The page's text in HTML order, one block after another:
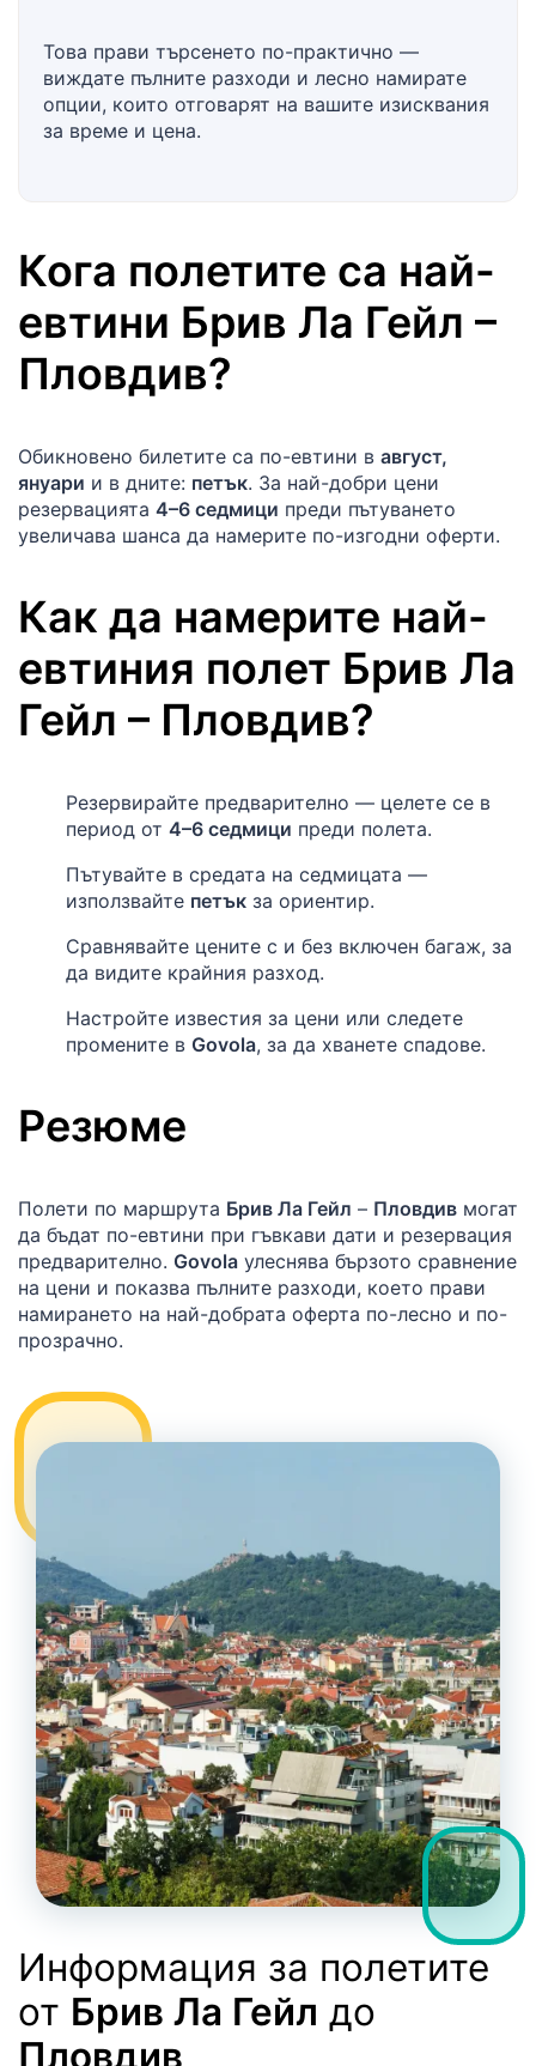
Това прави търсенето по-практично —
виждате пълните разходи и лесно намирате
опции, които отговарят на вашите изисквания
за време и цена.
Кога полетите са най-
евтини Брив Ла Гейл –
Пловдив?
Обикновено билетите са по-евтини в август,
януари и в дните: петък. За най-добри цени
резервацията 4–6 седмици преди пътуването
увеличава шанса да намерите по-изгодни оферти.
Как да намерите най-
евтиния полет Брив Ла
Гейл – Пловдив?
Резервирайте предварително — целете се в
период от 4–6 седмици преди полета.
Пътувайте в средата на седмицата —
използвайте петък за ориентир.
Сравнявайте цените с и без включен багаж, за
да видите крайния разход.
Настройте известия за цени или следете
промените в Govola, за да хванете спадове.
Резюме
Полети по маршрута Брив Ла Гейл – Пловдив могат
да бъдат по-евтини при гъвкави дати и резервация
предварително. Govola улеснява бързото сравнение
на цени и показва пълните разходи, което прави
намирането на най-добрата оферта по-лесно и по-
прозрачно.
Информация за полетите
от Брив Ла Гейл до
Пловдив